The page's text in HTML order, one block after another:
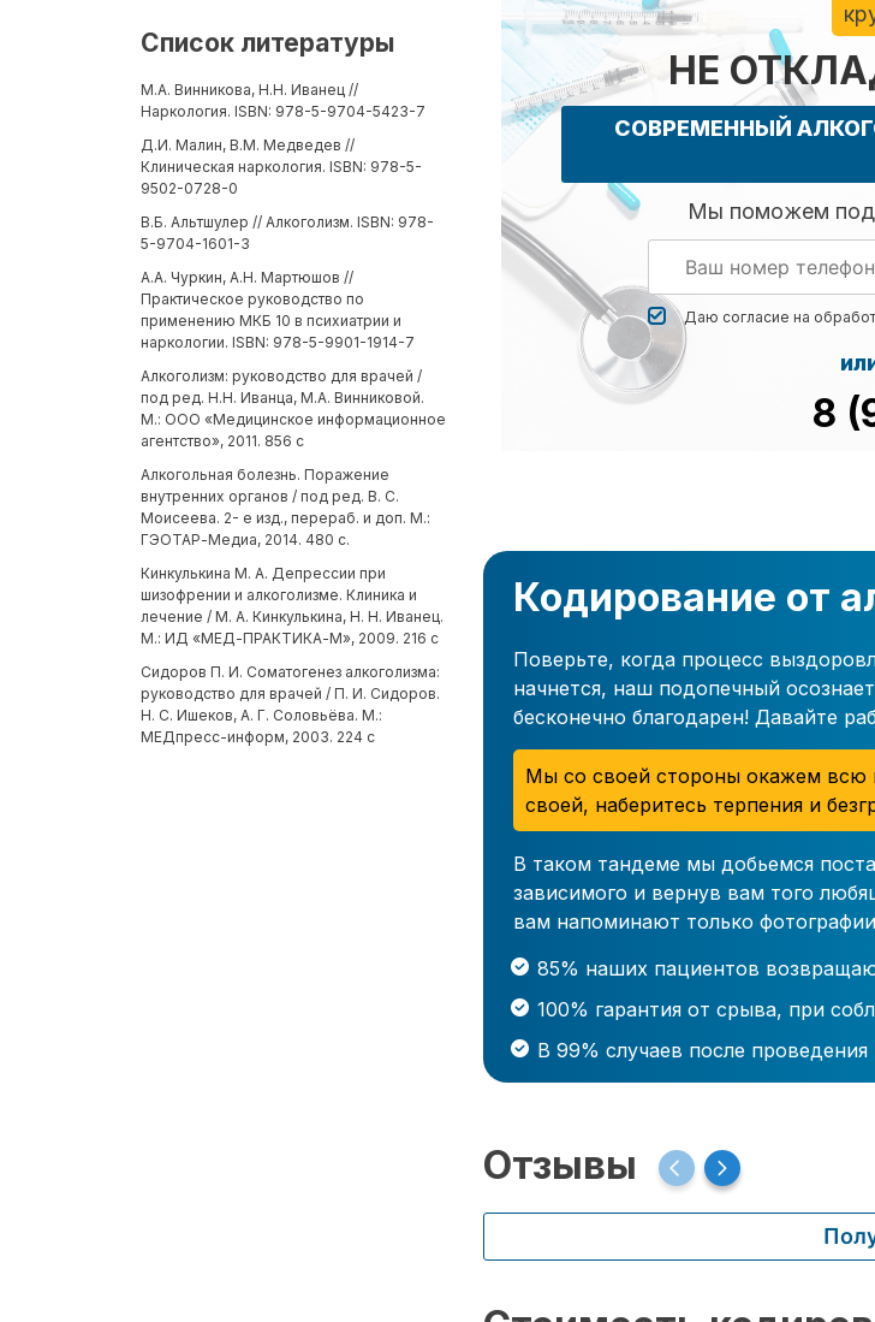
Список литературы
М.А. Винникова, Н.Н. Иванец //
Наркология. ISBN: 978-5-9704-5423-7
Д.И. Малин, В.М. Медведев //
Клиническая наркология. ISBN: 978-5-
9502-0728-0
В.Б. Альтшулер // Алкоголизм. ISBN: 978-
5-9704-1601-3
А.А. Чуркин, А.Н. Мартюшов //
Практическое руководство по
применению МКБ 10 в психиатрии и
наркологии. ISBN: 978-5-9901-1914-7
Алкоголизм: руководство для врачей /
под ред. Н.Н. Иванца, М.А. Винниковой.
М.: ООО «Медицинское информационное
агентство», 2011. 856 с
Алкогольная болезнь. Поражение
внутренних органов / под ред. В. С.
Моисеева. 2- е изд., перераб. и доп. М.:
ГЭОТАР-Медиа, 2014. 480 с.
Кинкулькина М. А. Депрессии при
шизофрении и алкоголизме. Клиника и
лечение / М. А. Кинкулькина, Н. Н. Иванец.
М.: ИД «МЕД-ПРАКТИКА-М», 2009. 216 с
Сидоров П. И. Соматогенез алкоголизма:
руководство для врачей / П. И. Сидоров.
Н. С. Ишеков, А. Г. Соловьёва. М.:
МЕДпресс-информ, 2003. 224 с
НЕ
СОВРЕМЕННЫЙ
Мы поможем
Даю согласие на
8
Кодирование от
Поверьте, когда процесс
начнется, наш подопечный
бесконечно благодарен! Давайте
Мы со своей стороны окажем
своей, наберитесь терпения и
В таком тандеме мы добьемся
зависимого и вернув вам того
вам напоминают только
85% наших пациентов
100% гарантия от срыва, при
В 99% случаев после
Отзывы